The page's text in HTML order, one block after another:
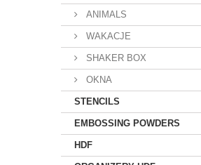
ANIMALS
WAKACJE
SHAKER BOX
OKNA
STENCILS
EMBOSSING POWDERS
HDF